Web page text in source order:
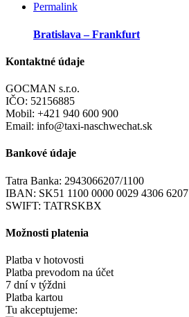
Permalink
Bratislava – Frankfurt
Kontaktné údaje
GOCMAN s.r.o.
IČO: 52156885
Mobil: +421 940 600 900
Email: info@taxi-naschwechat.sk
Bankové údaje
Tatra Banka: 2943066207/1100
IBAN: SK51 1100 0000 0029 4306 6207
SWIFT: TATRSKBX
Možnosti platenia
Platba v hotovosti
Platba prevodom na účet
7 dní v týždni
Platba kartou
Tu akceptujeme: